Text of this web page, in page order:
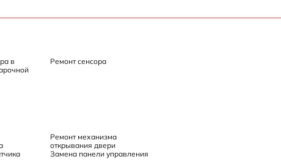
в
Ремонт сенсора
Ремонт механизма
открывания двери
Замена панели управления